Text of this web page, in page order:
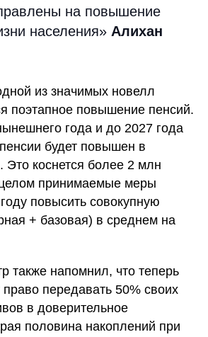
на повышение
населения» Алихан
из значимых новелл
поэтапное повышение пенсий.
года и до 2027 года
будет повышен в
Это коснется более 2 млн
принимаемые меры
повысить совокупную
+ базовая) в среднем на
также напомнил, что теперь
передавать 50% своих
в доверительное
половина накоплений при